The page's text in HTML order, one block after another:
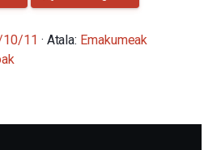
11 · Atala: Emakumeak